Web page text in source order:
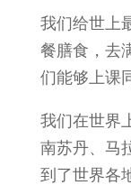
我们给世上
餐膳食，去
们能够上课
我们在世界
南苏丹、马
到了世界各